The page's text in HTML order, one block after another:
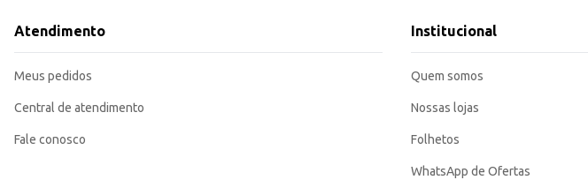
Utilize o óleo conforme as recomendações do fabricante do motor.
Substitua o óleo periodicamente, seguindo as orientações do manual do seu veículo.
uma opção conveniente para diversas aplicações.
Atendimento
Meus pedidos
Central de atendimento
Fale conosco
Institucional
Quem somos
Nossas lojas
Folhetos
WhatsApp de Ofertas